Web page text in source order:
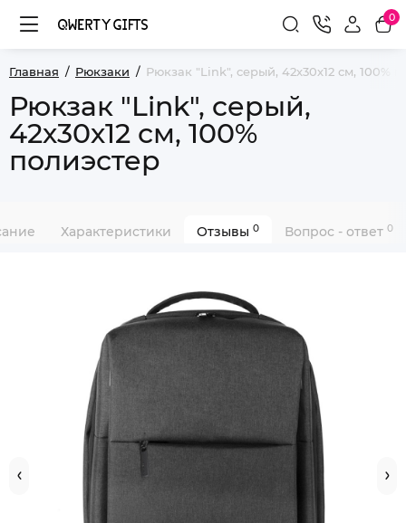
0
Главная Рюкзаки Рюкзак "Link", cерый, 42х30х12 см, 100%
Рюкзак "Link", cерый,
42х30х12 см, 100%
полиэстер
Характеристики Отзывы 0 Вопрос - ответ 0